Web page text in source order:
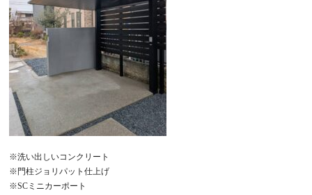
※洗い出しいコンクリート
※門柱ジョリパット仕上げ
※SCミニカーポート